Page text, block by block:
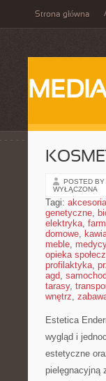
Strona główna
POSTED BY
WYŁĄCZONA
Tagi:
genetyczne,
elektryka,
domowe,
meble,
opieka
profilaktyka,
agd,
tarasy,
wnętrz,
Estetica
wygląd i
estetyczne
pielęgnacyjną